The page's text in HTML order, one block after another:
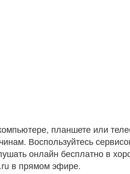
планшете или
Воспользуйтесь
онлайн бесплатно в
в прямом эфире.